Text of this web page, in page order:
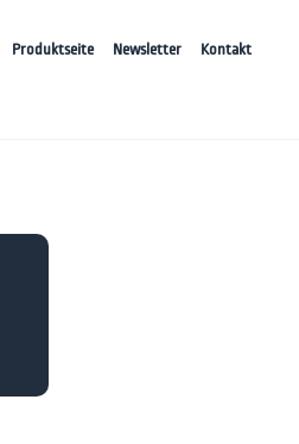
Produktseite Newsletter Kontakt